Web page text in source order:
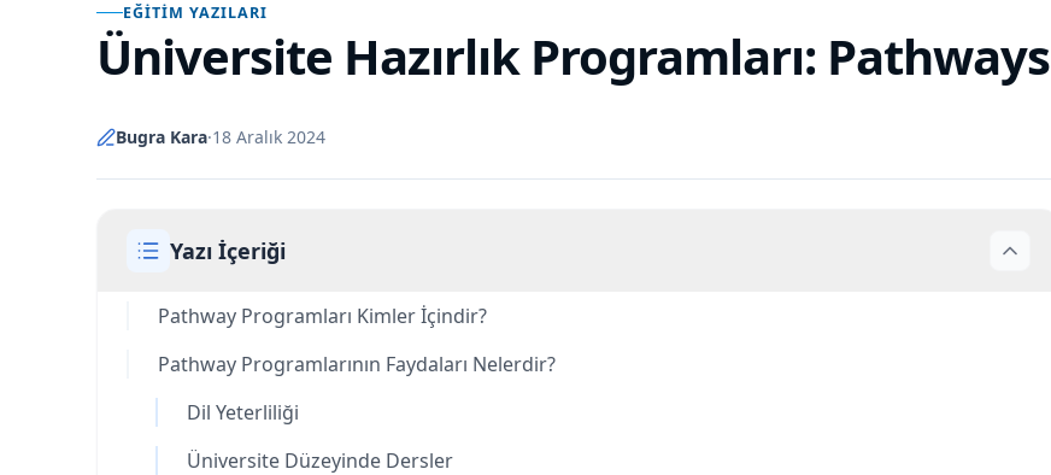
EĞITIM YAZILARI
Üniversite Hazırlık Programları: Pathways
Bugra Kara·18 Aralık 2024
Yazı İçeriği
Pathway Programları Kimler İçindir?
Pathway Programlarının Faydaları Nelerdir?
Dil Yeterliliği
Üniversite Düzeyinde Dersler